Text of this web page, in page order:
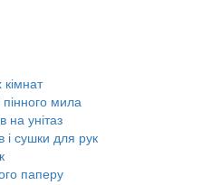
пінного мила
на унітаз
і сушки для рук
паперу